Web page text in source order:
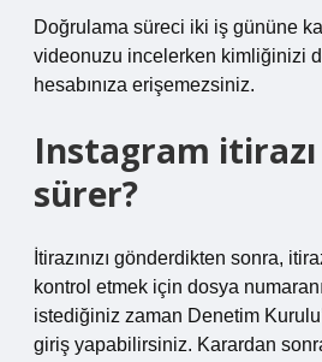
Doğrulama süreci iki iş gününe
videonuzu incelerken kimliğinizi
hesabınıza erişemezsiniz.
Instagram
sürer?
İtirazınızı gönderdikten sonra,
kontrol etmek için dosya
istediğiniz zaman Denetim
giriş yapabilirsiniz. Karardan